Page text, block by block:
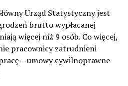
Urząd Statystyczny jest
brutto wypłacanej
więcej niż 9 osób. Co więcej,
pracownicy zatrudnieni
– umowy cywilnoprawne